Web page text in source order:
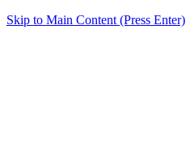
Skip to Main Content (Press Enter)